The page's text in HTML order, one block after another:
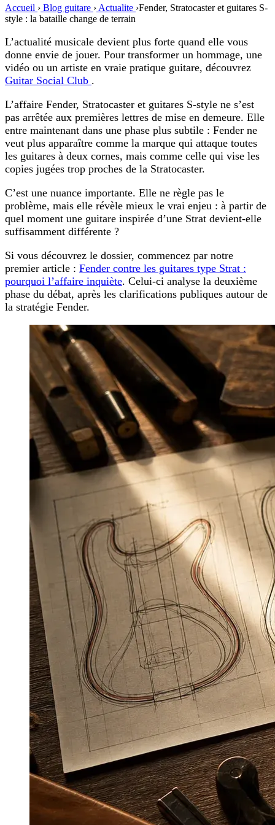
Accueil › Blog guitare › Actualite ›Fender, Stratocaster et guitares S-
style : la bataille change de terrain
L’actualité musicale devient plus forte quand elle vous
donne envie de jouer. Pour transformer un hommage, une
vidéo ou un artiste en vraie pratique guitare, découvrez
Guitar Social Club .
L’affaire Fender, Stratocaster et guitares S-style ne s’est
pas arrêtée aux premières lettres de mise en demeure. Elle
entre maintenant dans une phase plus subtile : Fender ne
veut plus apparaître comme la marque qui attaque toutes
les guitares à deux cornes, mais comme celle qui vise les
copies jugées trop proches de la Stratocaster.
C’est une nuance importante. Elle ne règle pas le
problème, mais elle révèle mieux le vrai enjeu : à partir de
quel moment une guitare inspirée d’une Strat devient-elle
suffisamment différente ?
Si vous découvrez le dossier, commencez par notre
premier article : Fender contre les guitares type Strat :
pourquoi l’affaire inquiète. Celui-ci analyse la deuxième
phase du débat, après les clarifications publiques autour de
la stratégie Fender.